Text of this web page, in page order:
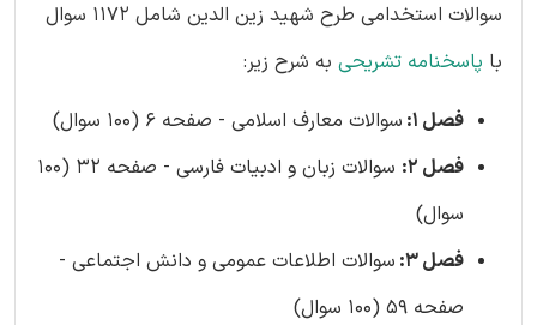
سوالات استخدامی طرح شهید زین الدین شامل 1172 سوال
با پاسخنامه تشریحی به شرح زیر:
فصل 1:
سوالات معارف اسلامی - صفحه 6 (100 سوال)
فصل 2:
سوالات زبان و ادبیات فارسی - صفحه 32 (100
سوال)
فصل 3:
سوالات اطلاعات عمومی و دانش اجتماعی -
صفحه 59 (100 سوال)